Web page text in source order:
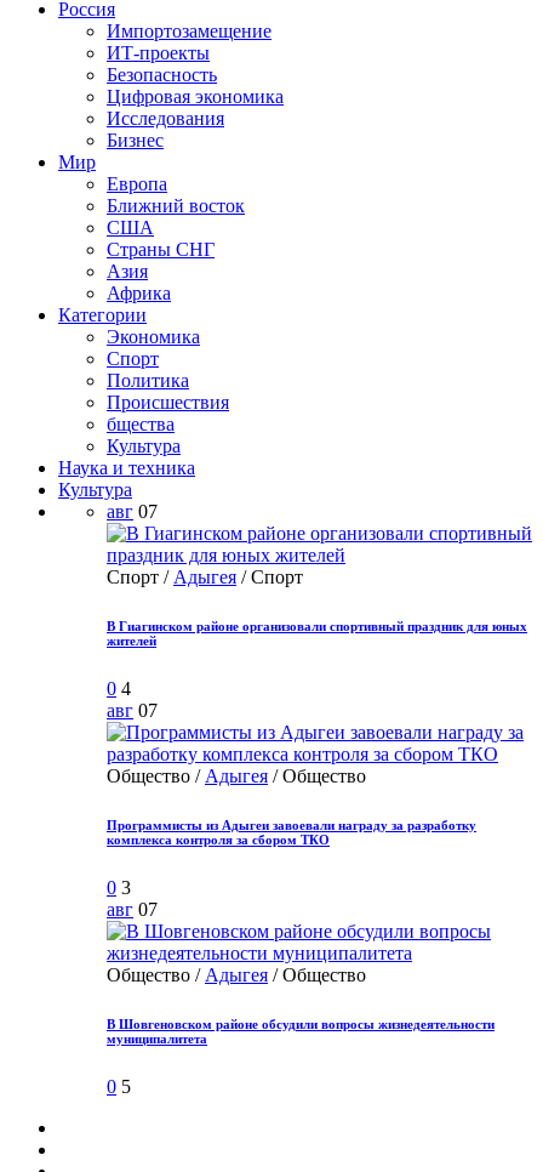
Россия
Импортозамещение
ИТ-проекты
Безопасность
Цифровая экономика
Исследования
Бизнес
Мир
Европа
Ближний восток
США
Страны СНГ
Азия
Африка
Категории
Экономика
Спорт
Политика
Происшествия
бщества
Культура
Наука и техника
Культура
авг 07
Спорт / Адыгея / Спорт
В Гиагинском районе организовали спортивный праздник для юных
жителей
0 4
авг 07
Общество / Адыгея / Общество
Программисты из Адыгеи завоевали награду за разработку
комплекса контроля за сбором ТКО
0 3
авг 07
Общество / Адыгея / Общество
В Шовгеновском районе обсудили вопросы жизнедеятельности
муниципалитета
0 5